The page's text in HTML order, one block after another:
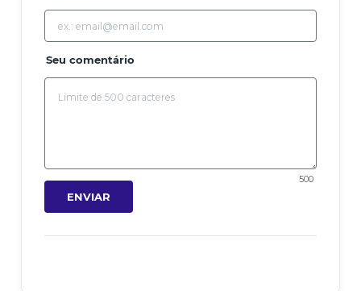
Seu comentário
500
ENVIAR